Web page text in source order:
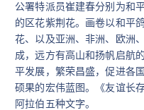
公署特派员崔建春分别为和
的区花紫荆花。画卷以和平
花、以及亚洲、非洲、欧洲
成，远方有高山和扬帆启航
平发展，繁荣昌盛，促进各
硕果的宏伟蓝图。《友谊长
阿拉伯五种文字。